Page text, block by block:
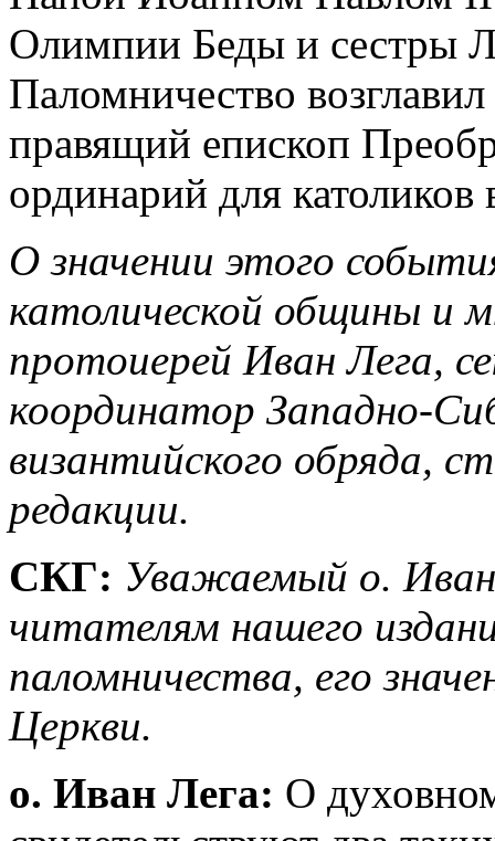
Олимпии Беды и сестры
Паломничество
правящий епископ
ординарий для католиков
О значении этого
католической общины и
протоиерей Иван Лега,
координатор Западно-
византийского обряда,
редакции.
СКГ: Уважаемый о.
читателям нашего
паломничества, его
Церкви.
о. Иван Лега: О